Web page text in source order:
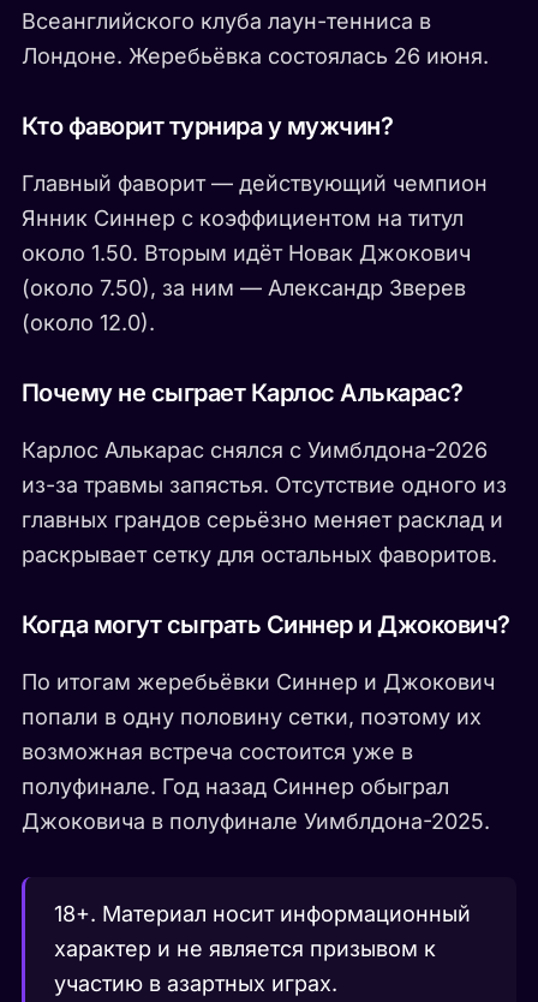
Всеанглийского клуба лаун-тенниса в
Лондоне. Жеребьёвка состоялась 26 июня.
Кто фаворит турнира у мужчин?
Главный фаворит — действующий чемпион
Янник Синнер с коэффициентом на титул
около 1.50. Вторым идёт Новак Джокович
(около 7.50), за ним — Александр Зверев
(около 12.0).
Почему не сыграет Карлос Алькарас?
Карлос Алькарас снялся с Уимблдона-2026
из-за травмы запястья. Отсутствие одного из
главных грандов серьёзно меняет расклад и
раскрывает сетку для остальных фаворитов.
Когда могут сыграть Синнер и Джокович?
По итогам жеребьёвки Синнер и Джокович
попали в одну половину сетки, поэтому их
возможная встреча состоится уже в
полуфинале. Год назад Синнер обыграл
Джоковича в полуфинале Уимблдона-2025.
18+. Материал носит информационный
характер и не является призывом к
участию в азартных играх.